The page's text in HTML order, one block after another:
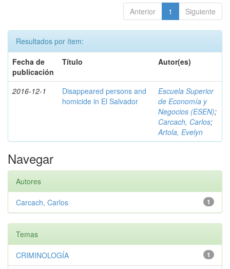
Anterior 1 Siguiente
Resultados por ítem:
Fecha de
publicación
Título Autor(es)
2016-12-1
Disappeared persons and
homicide in El Salvador
Escuela Superior
de Economía y
Negocios (ESEN);
Carcach, Carlos;
Artola, Evelyn
Navegar
Autores
1
Carcach, Carlos
Temas
1
CRIMINOLOGÍA